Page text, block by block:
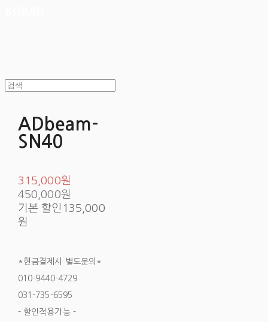
ADbeam-
SN40
315,000원
450,000원
기본 할인 135,000
원
*현금결제시 별도문의*
010-9440-4729
031-735-6595
- 할인적용가능 -